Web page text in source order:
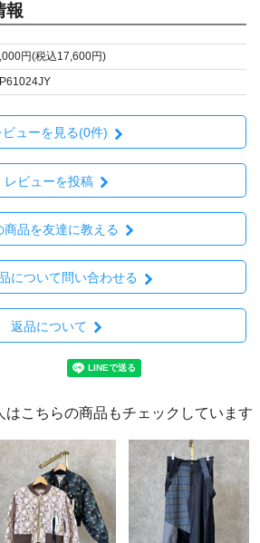
報
円(税込17,600円)
ビューを見る(0件)
レビューを投稿
商品を友達に教える
について問い合わせる
返品について
はこちらの商品もチェックしています